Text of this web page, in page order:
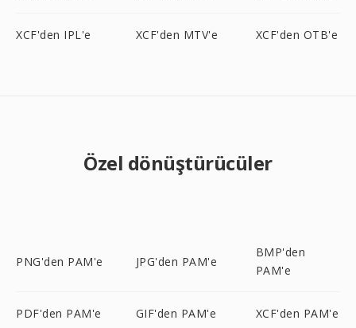
XCF'den IPL'e XCF'den MTV'e XCF'den OTB'e
Özel dönüştürücüler
PNG'den PAM'e JPG'den PAM'e
BMP'den
PAM'e
PDF'den PAM'e GIF'den PAM'e XCF'den PAM'e